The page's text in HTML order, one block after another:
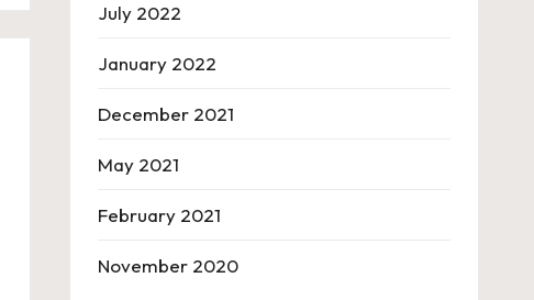
July 2022
January 2022
December 2021
May 2021
February 2021
November 2020